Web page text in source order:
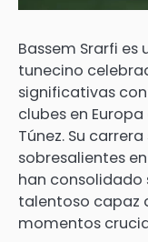
Bassem Srarfi
tunecino
significativas
clubes en
Túnez. Su
sobresalientes
han
talentoso capaz
momentos